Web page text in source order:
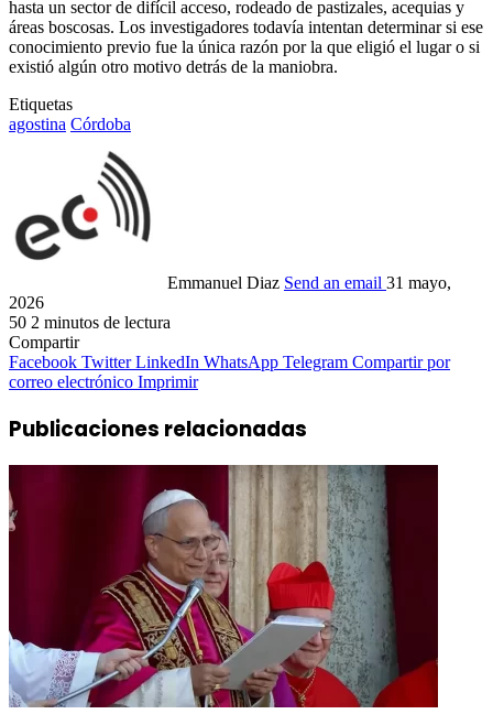
hasta un sector de difícil acceso, rodeado de pastizales, acequias y
áreas boscosas. Los investigadores todavía intentan determinar si ese
conocimiento previo fue la única razón por la que eligió el lugar o si
existió algún otro motivo detrás de la maniobra.
Etiquetas
agostina Córdoba
Emmanuel Diaz Send an email 31 mayo,
2026
50 2 minutos de lectura
Compartir
Facebook Twitter LinkedIn WhatsApp Telegram Compartir por
correo electrónico Imprimir
Publicaciones relacionadas